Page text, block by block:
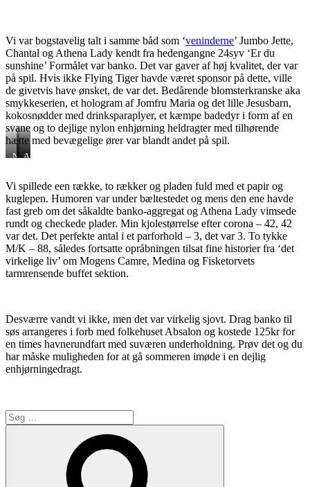
Vi var bogstavelig talt i samme båd som ‘veninderne’ Jumbo Jette,
Chantal og Athena Lady kendt fra hedengangne 24syv ‘Er du
sunshine’ Formålet var banko. Det var gaver af høj kvalitet, der var
på spil. Hvis ikke Flying Tiger havde været sponsor på dette, ville
de givetvis have ønsket, de var det. Bedårende blomsterkranske aka
smykkeserien, et hologram af Jomfru Maria og det lille Jesusbarn,
kokosnødder med drinksparaplyer, et kæmpe badedyr i form af en
svane og to dejlige nylon enhjørning heldragter med tilhørende
hætte med bevægelige ører var blandt andet på spil.
NicolasChantal
Athena
Vi spillede een række, to rækker og pladen fuld med et papir og
kuglepen. Humoren var under bæltestedet og mens den ene havde
fast greb om det såkaldte banko-aggregat og Athena Lady vimsede
rundt og checkede plader. Min kjolestørrelse efter corona – 42, 42
var det. Det perfekte antal i et parforhold – 3, det var 3. To tykke
M/K – 88, således fortsatte opråbningen tilsat fine historier fra ‘det
virkelige liv’ om Mogens Camre, Medina og Fisketorvets
tarmrensende buffet sektion.
Desværre vandt vi ikke, men det var virkelig sjovt. Drag banko til
søs arrangeres i forb med folkehuset Absalon og kostede 125kr for
en times havnerundfart med suværen underholdning. Prøv det og du
har måske muligheden for at gå sommeren imøde i en dejlig
enhjørningedragt.
Søg
efter: